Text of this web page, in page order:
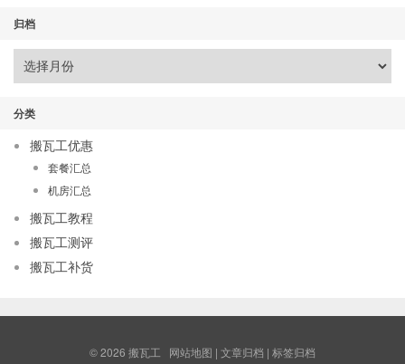
归档
分类
搬瓦工优惠
套餐汇总
机房汇总
搬瓦工教程
搬瓦工测评
搬瓦工补货
© 2026 搬瓦工 网站地图 | 文章归档 | 标签归档